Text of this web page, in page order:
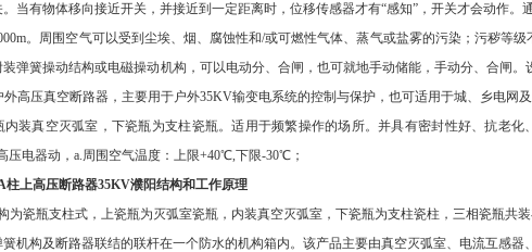
当有物体移向接近开关，并接近到一定距离时，位移传感器才有“感知”，开关才会动作。
。周围空气可以受到尘埃、烟、腐蚀性和/或可燃性气体、蒸气或盐雾的污染；污秽等
弹簧操动结构或电磁操动机构，可以电动分、合闸，也可就地手动储能，手动分、合闸。
外高压真空断路器，主要用于户外35KV输变电系统的控制与保护，也可适用于城、乡电网
内装真空灭弧室，下瓷瓶为支柱瓷瓶。适用于频繁操作的场所。并具有密封性好、抗老化
压电器动，a.周围空气温度：上限+40℃,下限-30℃；
柱上高压断路器35KV濮阳结构和工作原理
为瓷瓶支柱式，上瓷瓶为灭弧室瓷瓶，内装真空灭弧室，下瓷瓶为支柱瓷柱，三相瓷瓶共
机构及断路器联结的联杆在一个防水的机构箱内。该产品主要由真空灭弧室、电流互感器